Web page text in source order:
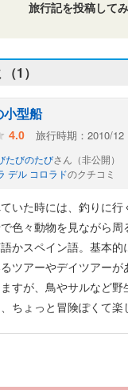
旅行記を投稿して
1）
小型船
4.0 旅行時期：2010/12
たびのたびさん（非公開）
デル コロラドのクチコミ
いた時には、釣りに
色々動物を見ながら周
かスペイン語。基本
ツアーやデイツアー
すが、鳥やサルなど
ちょっと冒険ぽくて楽